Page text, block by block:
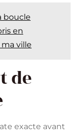
boucle
en
ville
de
exacte avant